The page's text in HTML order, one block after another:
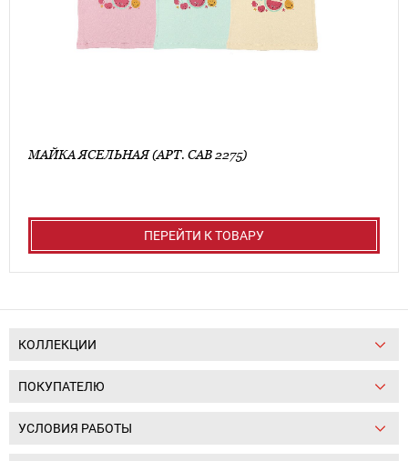
МАЙКА ЯСЕЛЬНАЯ (АРТ. CAB 2275)
ПЕРЕЙТИ К ТОВАРУ
КОЛЛЕКЦИИ
ПОКУПАТЕЛЮ
УСЛОВИЯ РАБОТЫ